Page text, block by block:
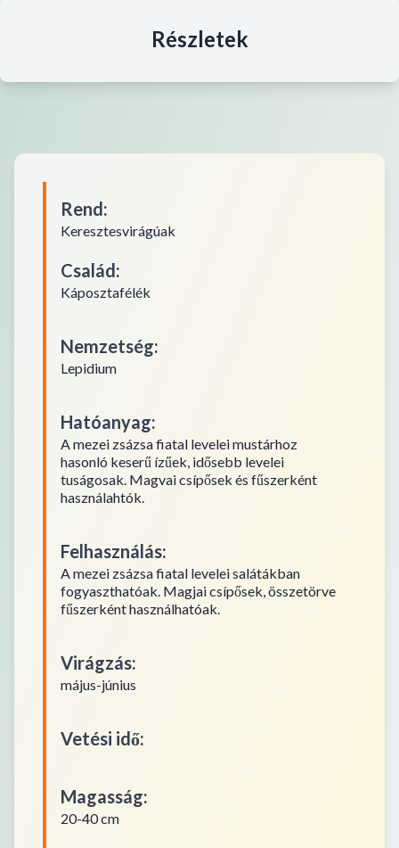
Részletek
Rend:
Keresztesvirágúak
Család:
Káposztafélék
Nemzetség:
Lepidium
Hatóanyag:
A mezei zsázsa fiatal levelei mustárhoz
hasonló keserű ízűek, idősebb levelei
tuságosak. Magvai csípősek és fűszerként
használahtók.
Felhasználás:
A mezei zsázsa fiatal levelei salátákban
fogyaszthatóak. Magjai csípősek, összetörve
fűszerként használhatóak.
Virágzás:
május-június
Vetési idő:
Magasság:
20-40 cm